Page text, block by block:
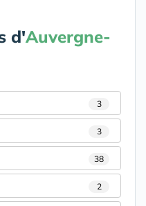
d'Auvergne-
3
3
38
2